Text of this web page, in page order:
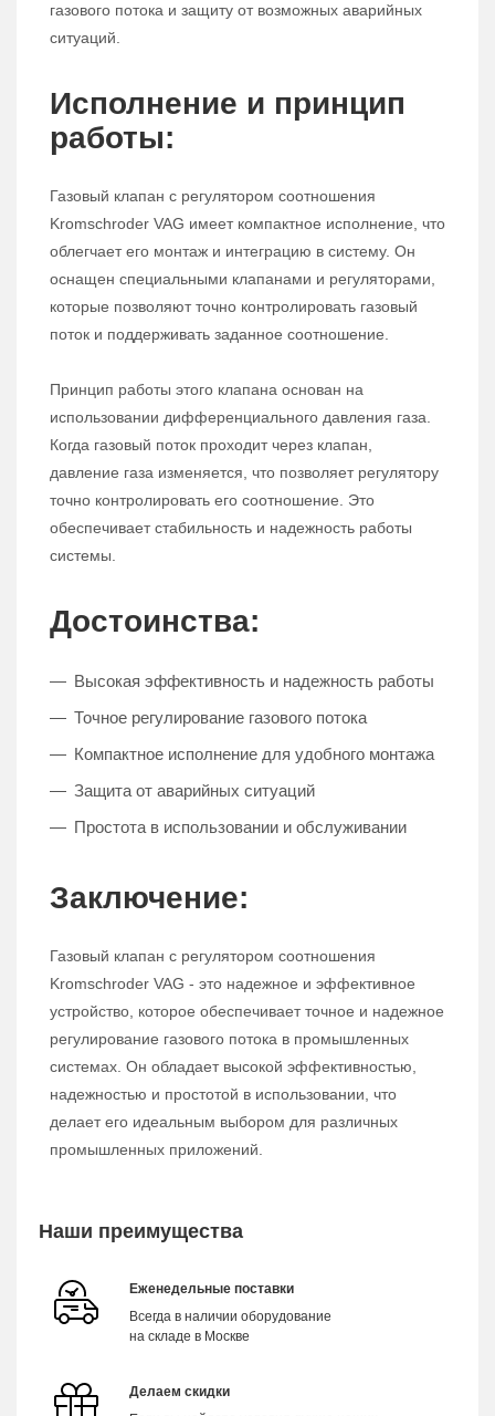
газового потока и защиту от возможных аварийных
ситуаций.
Исполнение и принцип
работы:
Газовый клапан с регулятором соотношения
Kromschroder VAG имеет компактное исполнение, что
облегчает его монтаж и интеграцию в систему. Он
оснащен специальными клапанами и регуляторами,
которые позволяют точно контролировать газовый
поток и поддерживать заданное соотношение.
Принцип работы этого клапана основан на
использовании дифференциального давления газа.
Когда газовый поток проходит через клапан,
давление газа изменяется, что позволяет регулятору
точно контролировать его соотношение. Это
обеспечивает стабильность и надежность работы
системы.
Достоинства:
Высокая эффективность и надежность работы
Точное регулирование газового потока
Компактное исполнение для удобного монтажа
Защита от аварийных ситуаций
Простота в использовании и обслуживании
Заключение:
Газовый клапан с регулятором соотношения
Kromschroder VAG - это надежное и эффективное
устройство, которое обеспечивает точное и надежное
регулирование газового потока в промышленных
системах. Он обладает высокой эффективностью,
надежностью и простотой в использовании, что
делает его идеальным выбором для различных
промышленных приложений.
Наши преимущества
Еженедельные поставки
Всегда в наличии оборудование
на складе в Москве
Делаем скидки